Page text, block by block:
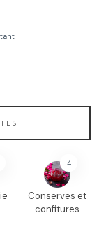
4
Conserves et
confitures